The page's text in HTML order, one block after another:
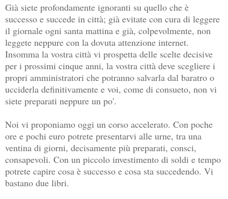
Già siete profondamente ignoranti su quello che è
successo e succede in città; già evitate con cura di leggere
il giornale ogni santa mattina e già, colpevolmente, non
leggete neppure con la dovuta attenzione internet.
Insomma la vostra città vi prospetta delle scelte decisive
per i prossimi cinque anni, la vostra città deve scegliere i
propri amministratori che potranno salvarla dal baratro o
ucciderla definitivamente e voi, come di consueto, non vi
siete preparati neppure un po'.
Noi vi proponiamo oggi un corso accelerato. Con poche
ore e pochi euro potrete presentarvi alle urne, tra una
ventina di giorni, decisamente più preparati, consci,
consapevoli. Con un piccolo investimento di soldi e tempo
potrete capire cosa è successo e cosa sta succedendo. Vi
bastano due libri.